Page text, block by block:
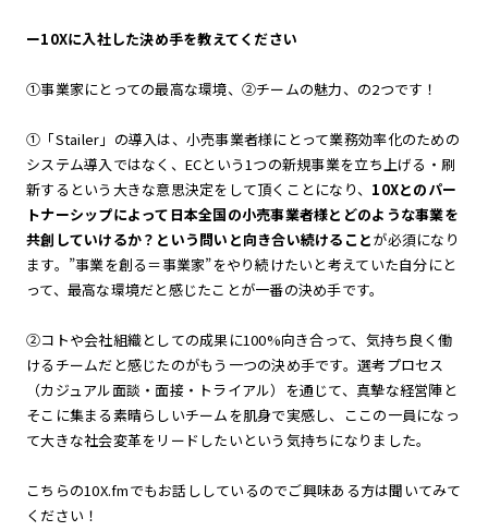
ー10Xに入社した決め手を教えてください
①事業家にとっての最高な環境、②チームの魅力、の2つです！
①「Stailer」の導入は、小売事業者様にとって業務効率化のための
システム導入ではなく、ECという1つの新規事業を立ち上げる・刷
新するという大きな意思決定をして頂くことになり、 10Xとのパー
トナーシップによって日本全国の小売事業者様とどのような事業を
共創していけるか？という問いと向き合い続けることが必須になり
ます。”事業を創る＝事業家”をやり続けたいと考えていた自分にと
って、最高な環境だと感じたことが一番の決め手です。
②コトや会社組織としての成果に100%向き合って、気持ち良く働
けるチームだと感じたのがもう一つの決め手です。選考プロセス
（カジュアル面談・面接・トライアル）を通じて、真摯な経営陣と
そこに集まる素晴らしいチームを肌身で実感し、ここの一員になっ
て大きな社会変革をリードしたいという気持ちになりました。
こちらの10X.fmでもお話ししているのでご興味ある方は聞いてみて
ください！